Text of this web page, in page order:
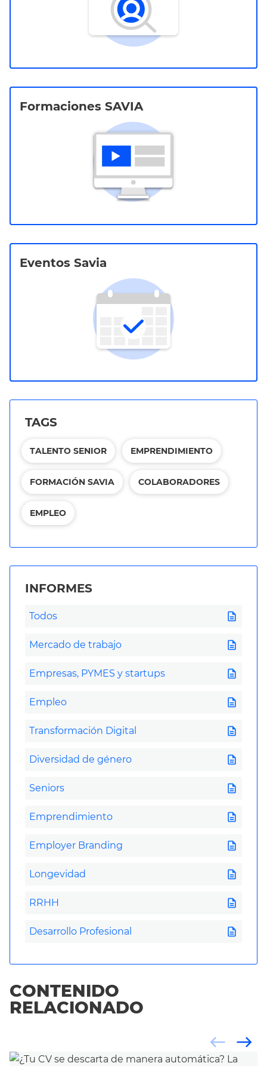
Formaciones SAVIA
Eventos Savia
TAGS
TALENTO SENIOR EMPRENDIMIENTO
FORMACIÓN SAVIA COLABORADORES
EMPLEO
INFORMES
Todos description
Mercado de trabajo description
Empresas, PYMES y startups description
Empleo description
Transformación Digital description
Diversidad de género description
Seniors description
Emprendimiento description
Employer Branding description
Longevidad description
RRHH description
Desarrollo Profesional description
CONTENIDO
RELACIONADO
east
west